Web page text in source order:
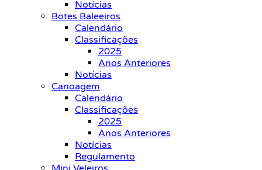
Notícias
Botes Baleeiros
Calendário
Classificações
2025
Anos Anteriores
Notícias
Canoagem
Calendário
Classificações
2025
Anos Anteriores
Notícias
Regulamento